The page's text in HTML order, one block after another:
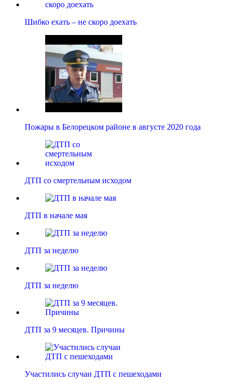
Шибко ехать – не скоро доехать
Пожары в Белорецком районе в августе 2020 года
ДТП со смертельным исходом
ДТП в начале мая
ДТП за неделю
ДТП за неделю
ДТП за 9 месяцев. Причины
Участились случаи ДТП с пешеходами